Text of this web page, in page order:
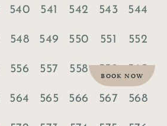
BOOK NOW
540 541 542 543 544
548 549 550 551 552
556 557 558
564 565 566 567 568